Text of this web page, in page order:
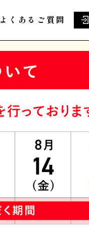
よくあるご質問